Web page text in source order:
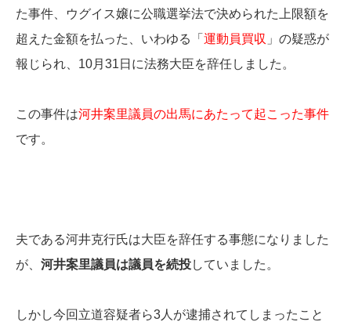
た事件、ウグイス嬢に公職選挙法で決められた上限額を
超えた金額を払った、いわゆる「 運動員買収 」の疑惑が
報じられ、10月31日に法務大臣を辞任しました。
この事件は河井案里議員の出馬にあたって起こった事件
です。
夫である河井克行氏は大臣を辞任する事態になりました
が、 河井案里議員は議員を続投していました。
しかし今回立道容疑者ら3人が逮捕されてしまったこと